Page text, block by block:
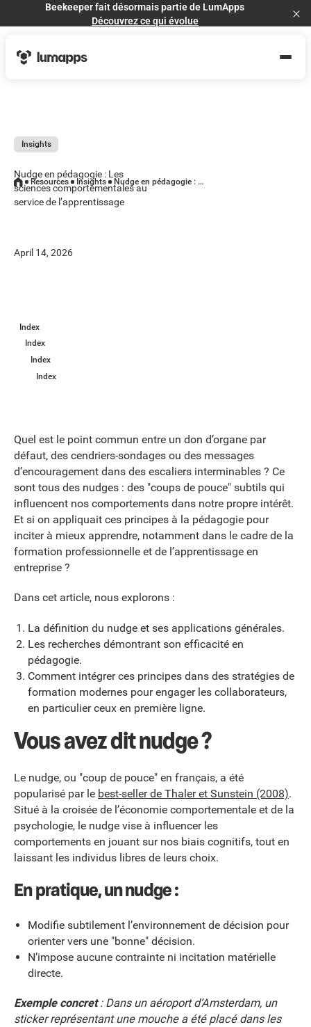
Beekeeper fait désormais partie de LumApps
Découvrez ce qui évolue
Insights
Nudge en pédagogie : Les
sciences comportementales au
service de l’apprentissage
April 14, 2026
Resources Insights Nudge en pédagogie : Les sciences comportementales au service de l’apprentissage
Index
Index
Index
Index
Quel est le point commun entre un don d’organe par
défaut, des cendriers-sondages ou des messages
d’encouragement dans des escaliers interminables ? Ce
sont tous des nudges : des "coups de pouce" subtils qui
influencent nos comportements dans notre propre intérêt.
Et si on appliquait ces principes à la pédagogie pour
inciter à mieux apprendre, notamment dans le cadre de la
formation professionnelle et de l’apprentissage en
entreprise ?
Dans cet article, nous explorons :
La définition du nudge et ses applications générales.
Les recherches démontrant son efficacité en
pédagogie.
Comment intégrer ces principes dans des stratégies de
formation modernes pour engager les collaborateurs,
en particulier ceux en première ligne.
Vous avez dit nudge ?
Le nudge, ou "coup de pouce" en français, a été
popularisé par le best-seller de Thaler et Sunstein (2008).
Situé à la croisée de l’économie comportementale et de la
psychologie, le nudge vise à influencer les
comportements en jouant sur nos biais cognitifs, tout en
laissant les individus libres de leurs choix.
En pratique, un nudge :
Modifie subtilement l’environnement de décision pour
orienter vers une "bonne" décision.
N’impose aucune contrainte ni incitation matérielle
directe.
Exemple concret: Dans un aéroport d’Amsterdam, un
sticker représentant une mouche a été placé dans les